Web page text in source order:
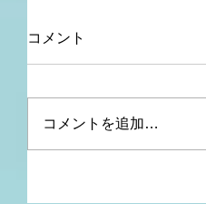
コメント
コメントを追加…